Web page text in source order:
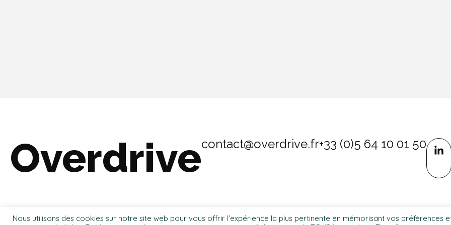
Overdrivecontact@overdrive.fr+33 (0)5 64 10 01 50
Nous utilisons des cookies sur notre site web pour vous offrir l'expérience la plus pertinente en mémorisant vos préférences